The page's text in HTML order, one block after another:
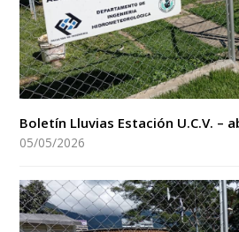
Boletín Lluvias Estación U.C.V. –
05/05/2026